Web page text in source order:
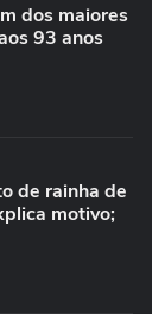
dos maiores
93 anos
de rainha de
motivo;